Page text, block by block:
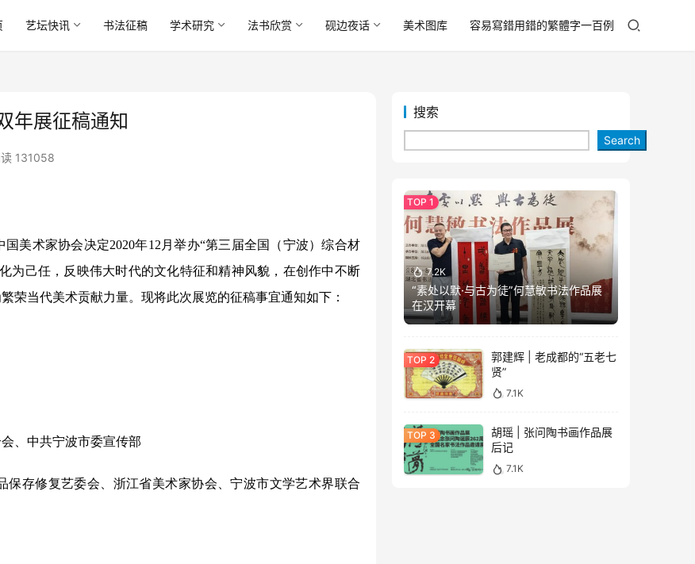
艺坛快讯 书法征稿 学术研究 法书欣赏 砚边夜话 美术图库 容易寫錯用錯的繁體字一百例
年展征稿通知
131058
美术家协会决定2020年12月举办“第三届全国（宁波）综合材
为己任，反映伟大时代的文化特征和精神风貌，在创作中不断
荣当代美术贡献力量。现将此次展览的征稿事宜通知如下：
、中共宁波市委宣传部
存修复艺委会、浙江省美术家协会、宁波市文学艺术界联合
搜索
Search
7.2K
“素处以默·与古为徒”何慧敏书法作品展
在汉开幕
郭建辉 | 老成都的“五老七
贤”
7.1K
胡瑶 | 张问陶书画作品展
后记
7.1K